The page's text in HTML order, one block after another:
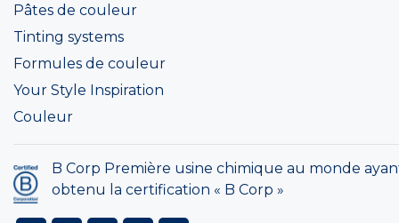
Pâtes de couleur
Tinting systems
Formules de couleur
Your Style Inspiration
Couleur
B Corp Première usine chimique au monde
obtenu la certification « B Corp »